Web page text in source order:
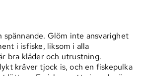
spännande. Glöm inte ansvarighet
i isfiske, liksom i alla
bra kläder och utrustning.
kräver tjock is, och en fiskepulka